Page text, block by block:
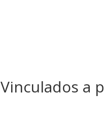
Vinculados a